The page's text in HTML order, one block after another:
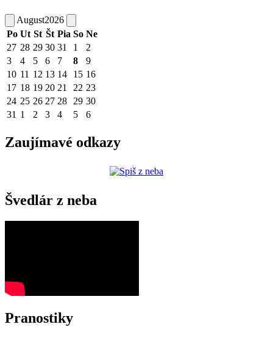
August2026
Po Ut St Št Pia So Ne
27 28 29 30 31 1
2
3
4 5 6 7 8
9
10 11 12 13 14 15 16
17 18 19 20 21 22 23
24 25 26 27 28 29 30
31 1 2 3 4 5 6
Zaujímavé odkazy
Švedlár z neba
Pranostiky